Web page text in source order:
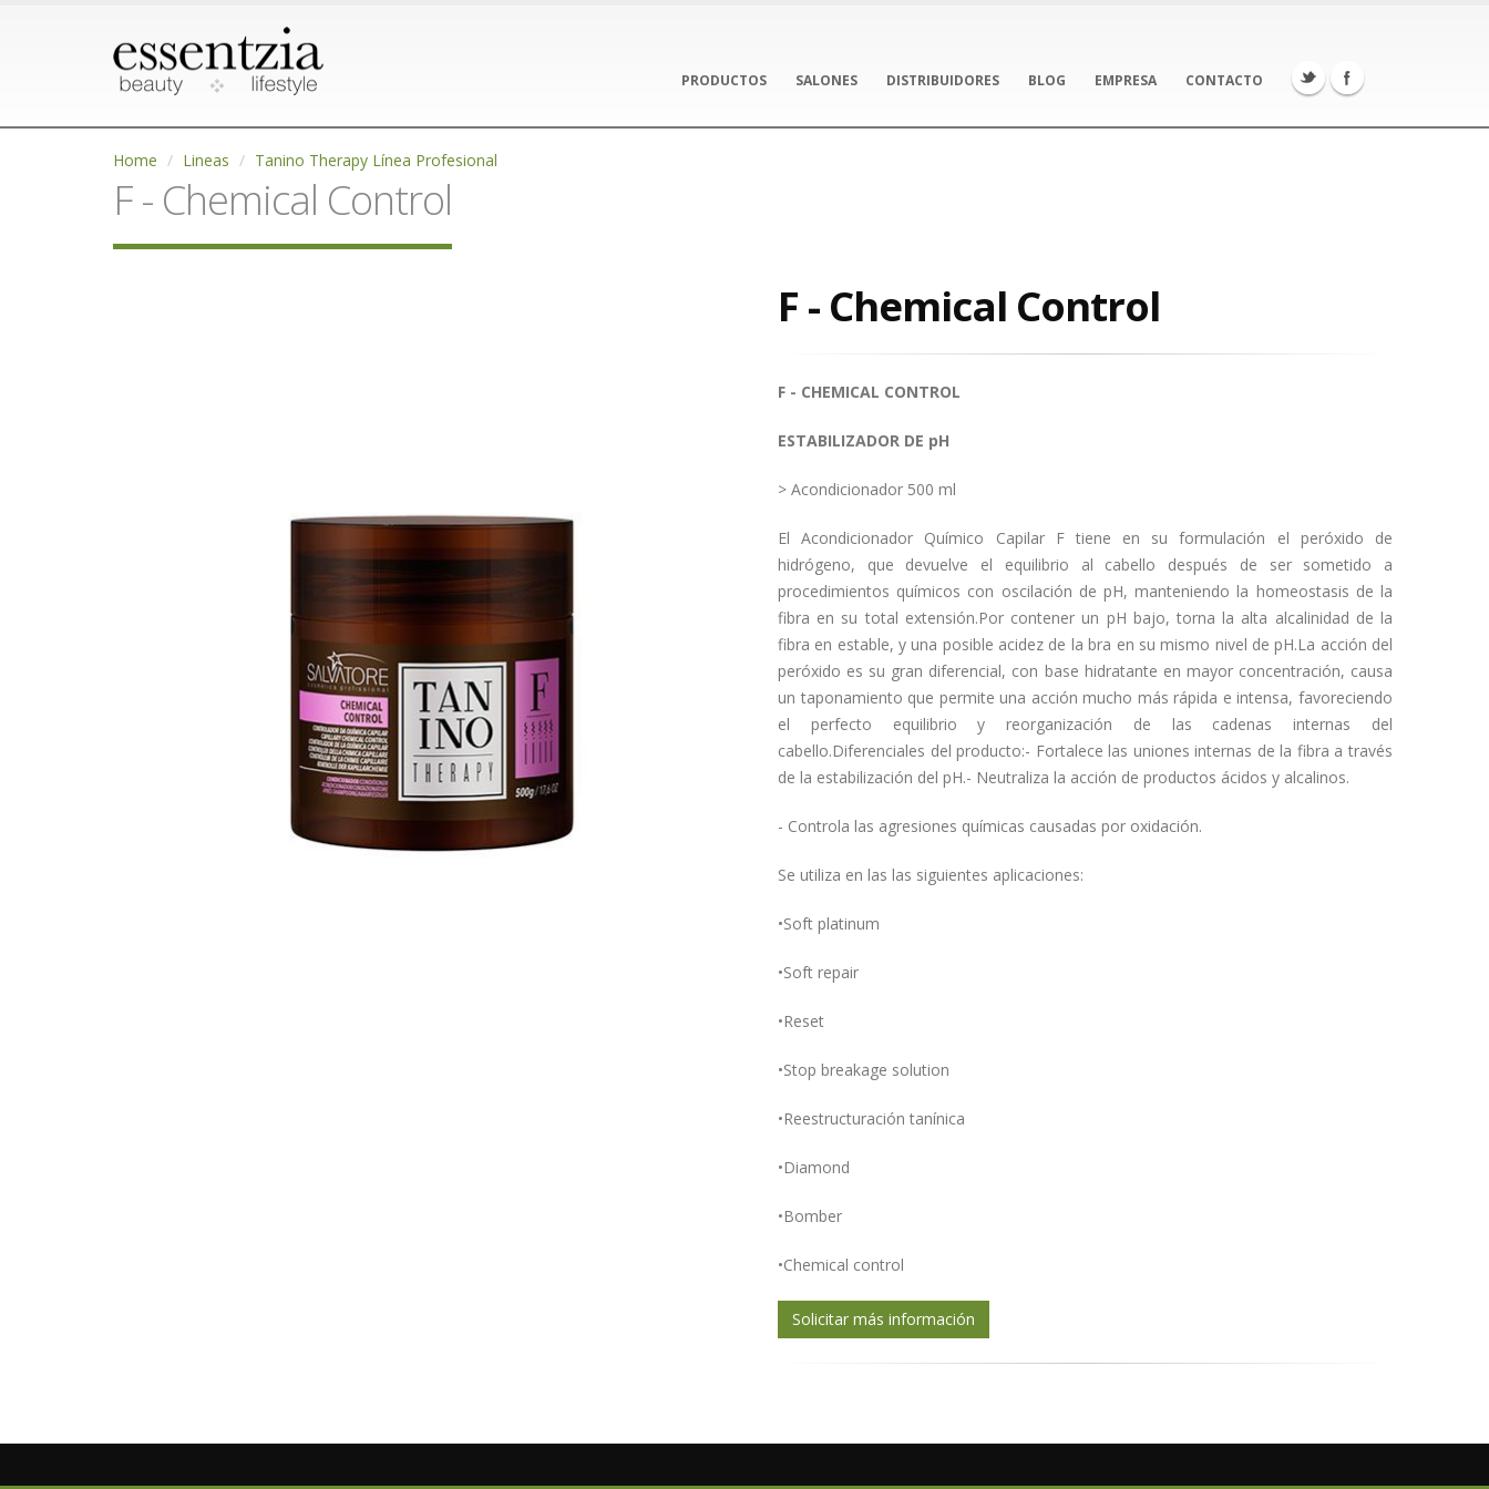
PRODUCTOS SALONES DISTRIBUIDORES BLOG EMPRESA CONTACTO
Home Lineas Tanino Therapy Línea Profesional
F - Chemical Control
F - Chemical Control
F - CHEMICAL CONTROL
ESTABILIZADOR DE pH
> Acondicionador 500 ml
El Acondicionador Químico Capilar F tiene en su formulación el peróxido de
hidrógeno, que devuelve el equilibrio al cabello después de ser sometido a
procedimientos químicos con oscilación de pH, manteniendo la homeostasis de la
fibra en su total extensión.Por contener un pH bajo, torna la alta alcalinidad de la
fibra en estable, y una posible acidez de la bra en su mismo nivel de pH.La acción del
peróxido es su gran diferencial, con base hidratante en mayor concentración, causa
un taponamiento que permite una acción mucho más rápida e intensa, favoreciendo
el perfecto equilibrio y reorganización de las cadenas internas del
cabello.Diferenciales del producto:- Fortalece las uniones internas de la fibra a través
de la estabilización del pH.- Neutraliza la acción de productos ácidos y alcalinos.
- Controla las agresiones químicas causadas por oxidación.
Se utiliza en las las siguientes aplicaciones:
•Soft platinum
•Soft repair
•Reset
•Stop breakage solution
•Reestructuración tanínica
•Diamond
•Bomber
•Chemical control
Solicitar más información